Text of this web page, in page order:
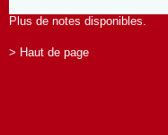
Plus de notes disponibles.
> Haut de page